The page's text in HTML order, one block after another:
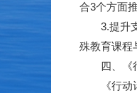
合3个方面
3.提升支
殊教育课程
四、《行
《行动计